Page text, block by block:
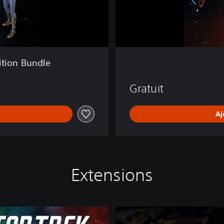
Bundle
Gratuit
Extensions